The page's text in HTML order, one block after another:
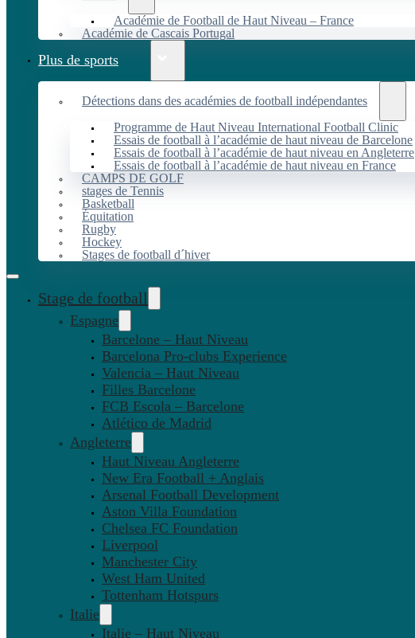
Académie de Football de Haut Niveau – France
Académie de Cascais Portugal
Plus de sports
Détections dans des académies de football indépendantes
Programme de Haut Niveau International Football Clinic
Essais de football à l’académie de haut niveau de Barcelone
Essais de football à l’académie de haut niveau en Angleterre
Essais de football à l’académie de haut niveau en France
CAMPS DE GOLF
stages de Tennis
Basketball
Équitation
Rugby
Hockey
Stages de football d´hiver
Stage de football
Espagne
Barcelone – Haut Niveau
Barcelona Pro-clubs Experience
Valencia – Haut Niveau
Filles Barcelone
FCB Escola – Barcelone
Atlético de Madrid
Angleterre
Haut Niveau Angleterre
New Era Football + Anglais
Arsenal Football Development
Aston Villa Foundation
Chelsea FC Foundation
Liverpool
Manchester City
West Ham United
Tottenham Hotspurs
Italie
Italie – Haut Niveau